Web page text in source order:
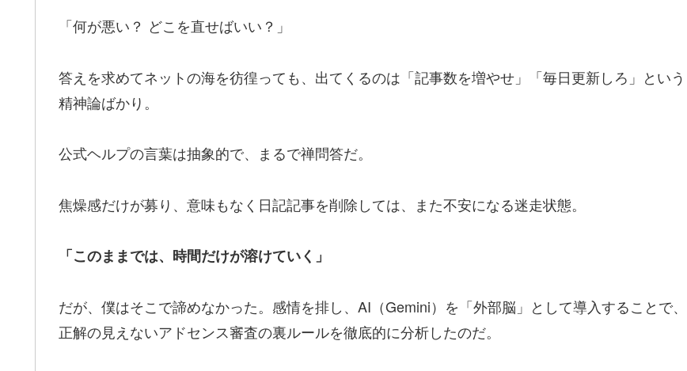
「何が悪い？ どこを直せばいい？」
答えを求めてネットの海を彷徨っても、出てくるのは「記事数を増やせ」「毎日更新しろ」という
精神論ばかり。
公式ヘルプの言葉は抽象的で、まるで禅問答だ。
焦燥感だけが募り、意味もなく日記記事を削除しては、また不安になる迷走状態。
「このままでは、時間だけが溶けていく」
だが、僕はそこで諦めなかった。感情を排し、AI（Gemini）を「外部脳」として導入することで、
正解の見えないアドセンス審査の裏ルールを徹底的に分析したのだ。